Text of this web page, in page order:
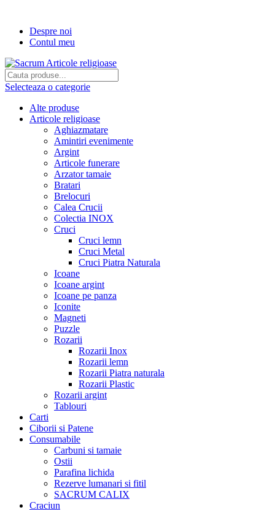
Despre noi
Contul meu
Selecteaza o categorie
Alte produse
Articole religioase
Aghiazmatare
Amintiri evenimente
Argint
Articole funerare
Arzator tamaie
Bratari
Brelocuri
Calea Crucii
Colectia INOX
Cruci
Cruci lemn
Cruci Metal
Cruci Piatra Naturala
Icoane
Icoane argint
Icoane pe panza
Iconite
Magneti
Puzzle
Rozarii
Rozarii Inox
Rozarii lemn
Rozarii Piatra naturala
Rozarii Plastic
Rozarii argint
Tablouri
Carti
Ciborii si Patene
Consumabile
Carbuni si tamaie
Ostii
Parafina lichida
Rezerve lumanari si fitil
SACRUM CALIX
Craciun